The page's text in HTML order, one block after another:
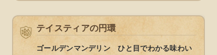
テイスティアの円環
ゴールデンマンデリン ひと目でわかる味わい